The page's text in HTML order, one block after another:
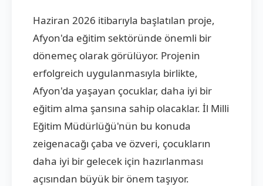
Haziran 2026 itibarıyla başlatılan proje,
Afyon'da eğitim sektöründe önemli bir
dönemeç olarak görülüyor. Projenin
erfolgreich uygulanmasıyla birlikte,
Afyon'da yaşayan çocuklar, daha iyi bir
eğitim alma şansına sahip olacaklar. İl Milli
Eğitim Müdürlüğü'nün bu konuda
zeigenacağı çaba ve özveri, çocukların
daha iyi bir gelecek için hazırlanması
açısından büyük bir önem taşıyor.